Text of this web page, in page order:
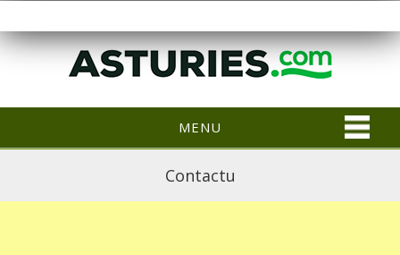
MENU
Contactu